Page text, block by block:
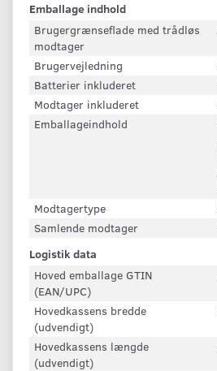
Emballage indhold
Brugergrænseflade med trådløs
modtager
Brugervejledning
Batterier inkluderet
Modtager inkluderet
Emballageindhold
Modtagertype
Samlende modtager
Logistik data
Hoved emballage GTIN
(EAN/UPC)
Hovedkassens bredde
(udvendigt)
Hovedkassens længde
(udvendigt)